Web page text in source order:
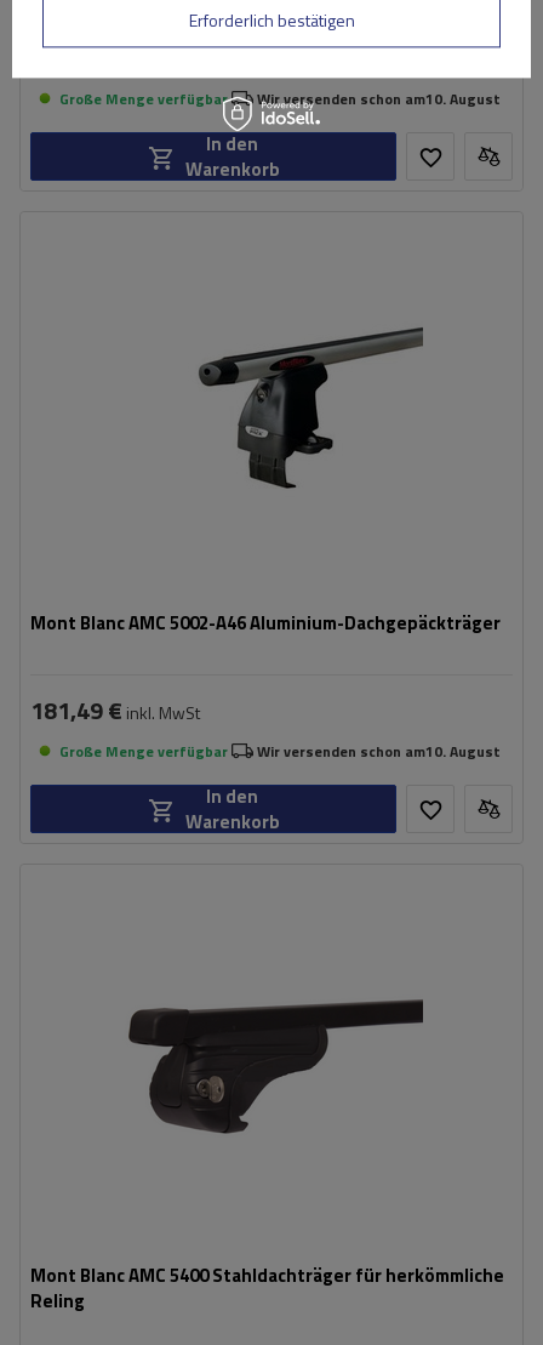
137,29 €
Große Menge verfügbar Wir versenden schon am10. August
In den
Warenkorb
Mont Blanc AMC 5002-A46 Aluminium-Dachgepäckträger
181,49 € inkl. MwSt
Große Menge verfügbar Wir versenden schon am10. August
In den
Warenkorb
Mont Blanc AMC 5400 Stahldachträger für herkömmliche
Reling
Erforderlich bestätigen